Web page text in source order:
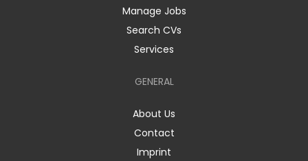
Manage Jobs
Search CVs
Services
GENERAL
About Us
Contact
Imprint